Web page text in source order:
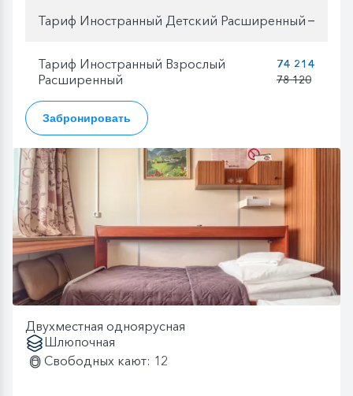
Тариф Иностранный Детский Расширенный —
Тариф Иностранный Взрослый
Расширенный
74 214
78 120
Забронировать
Двухместная одноярусная
Шлюпочная
Свободных кают: 12